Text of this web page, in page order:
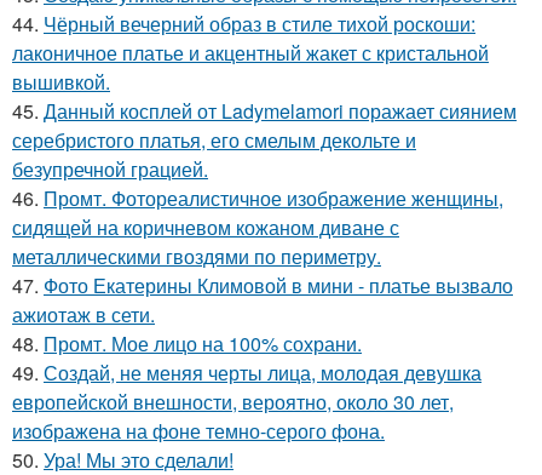
44. Чёрный вечерний образ в стиле тихой роскоши:
лаконичное платье и акцентный жакет с кристальной
вышивкой.
45. Данный косплей от Ladymelamori поражает сиянием
серебристого платья, его смелым декольте и
безупречной грацией.
46. Промт. Фотореалистичное изображение женщины,
сидящей на коричневом кожаном диване с
металлическими гвоздями по периметру.
47. Фото Екатерины Климовой в мини - платье вызвало
ажиотаж в сети.
48. Промт. Мое лицо на 100% сохрани.
49. Создай, не меняя черты лица, молодая девушка
европейской внешности, вероятно, около 30 лет,
изображена на фоне темно-серого фона.
50. Ура! Мы это сделали!